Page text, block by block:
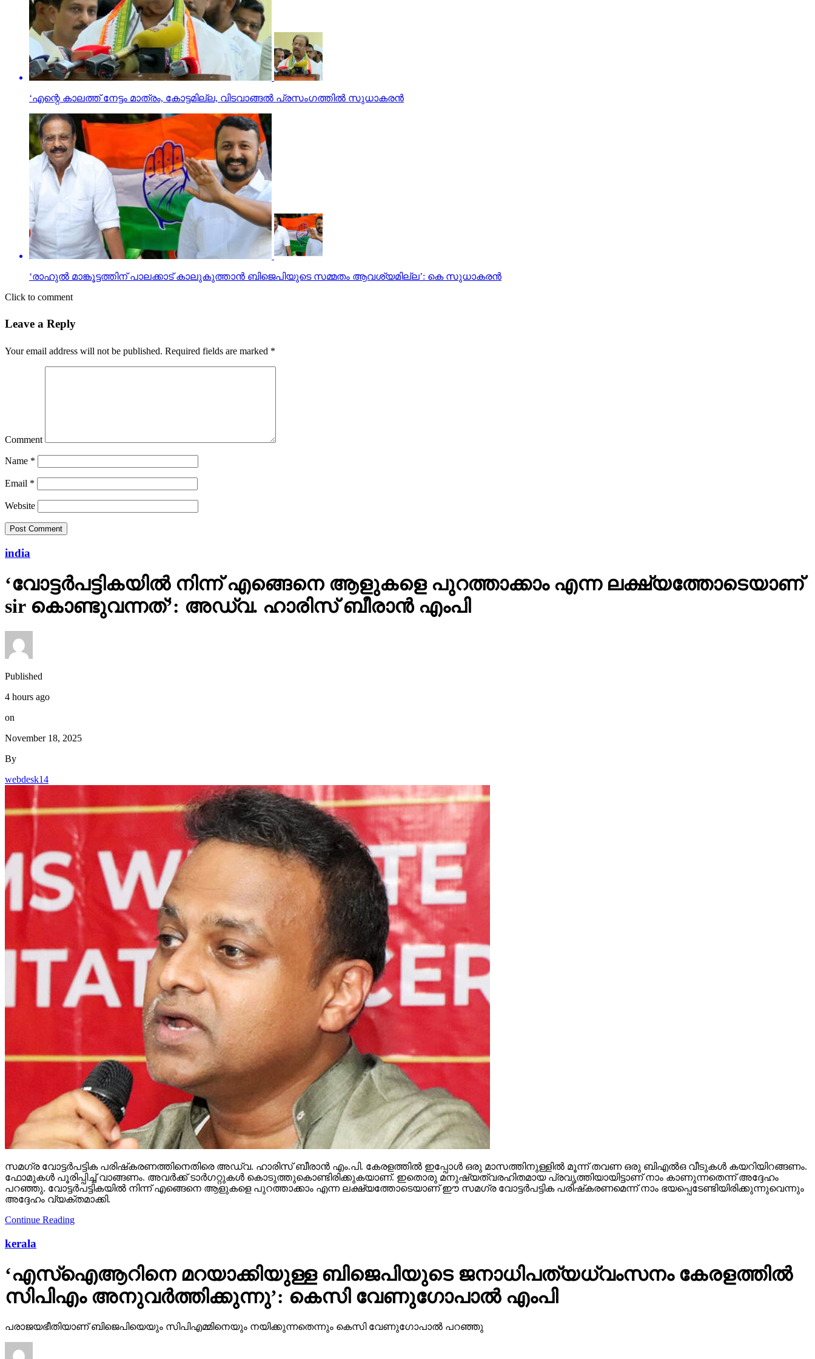
‘എന്റെ കാലത്ത് നേട്ടം മാത്രം, കോട്ടമില്ല, വിടവാങ്ങല്‍ പ്രസംഗത്തില്‍ സുധാകരന്‍
‘രാഹുല്‍ മാങ്കൂട്ടത്തിന് പാലക്കാട് കാലുകുത്താന്‍ ബിജെപിയുടെ സമ്മതം ആവശ്യമില്ല’: കെ സുധാകരന്‍
Click to comment
Leave a Reply
Your email address will not be published. Required fields are marked *
Comment
Name *
Email *
Website
india
‘വോട്ടര്‍പട്ടികയില്‍ നിന്ന് എങ്ങെനെ ആളുകളെ പുറത്താക്കാം എന്ന ലക്ഷ്യത്തോടെയാണ്
sir കൊണ്ടുവന്നത്’: അഡ്വ. ഹാരിസ് ബീരാൻ എംപി
Published
4 hours ago
on
November 18, 2025
By
webdesk14
സമഗ്ര വോട്ടര്‍പട്ടിക പരിഷ്‌കരണത്തിനെതിരെ അഡ്വ. ഹാരിസ് ബീരാന്‍ എം.പി. കേരളത്തില്‍ ഇപ്പോള്‍ ഒരു മാസത്തിനുള്ളില്‍ മൂന്ന് തവണ ഒരു ബിഎല്‍ഒ വീടുകള്‍ കയറിയിറങ്ങണം.
ഫോമുകള്‍ പൂരിപ്പിച്ച് വാങ്ങണം. അവര്‍ക്ക് ടാര്‍ഗറ്റുകള്‍ കൊടുത്തുകൊണ്ടിരിക്കുകയാണ്. ഇതൊരു മനുഷ്യത്വരഹിതമായ പ്രവൃത്തിയായിട്ടാണ് നാം കാണുന്നതെന്ന് അദ്ദേഹം
പറഞ്ഞു. വോട്ടര്‍പട്ടികയില്‍ നിന്ന് എങ്ങെനെ ആളുകളെ പുറത്താക്കാം എന്ന ലക്ഷ്യത്തോടെയാണ് ഈ സമഗ്ര വോട്ടര്‍പട്ടിക പരിഷ്‌കരണമെന്ന് നാം ഭയപ്പെടേണ്ടിയിരിക്കുന്നുവെന്നും
അദ്ദേഹം വ്യക്തമാക്കി.
Continue Reading
kerala
‘എസ്‌ഐആറിനെ മറയാക്കിയുള്ള ബിജെപിയുടെ ജനാധിപത്യധ്വംസനം കേരളത്തില്‍
സിപിഎം അനുവര്‍ത്തിക്കുന്നു’: കെസി വേണുഗോപാല്‍ എംപി
പരാജയഭീതിയാണ് ബിജെപിയെയും സിപിഎമ്മിനെയും നയിക്കുന്നതെന്നും കെസി വേണുഗോപാല്‍ പറഞ്ഞു